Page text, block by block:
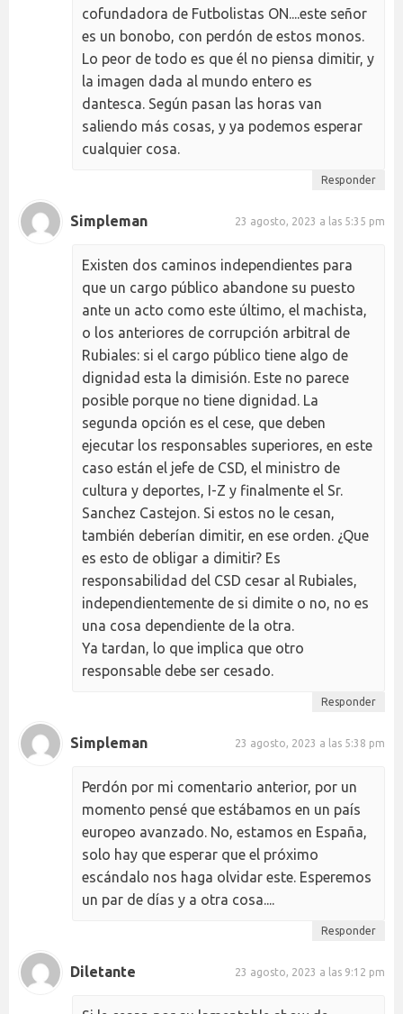
cofundadora de Futbolistas ON....este señor
es un bonobo, con perdón de estos monos.
Lo peor de todo es que él no piensa dimitir, y
la imagen dada al mundo entero es
dantesca. Según pasan las horas van
saliendo más cosas, y ya podemos esperar
cualquier cosa.
Responder
Simpleman 23 agosto, 2023 a las 5:35 pm
Existen dos caminos independientes para
que un cargo público abandone su puesto
ante un acto como este último, el machista,
o los anteriores de corrupción arbitral de
Rubiales: si el cargo público tiene algo de
dignidad esta la dimisión. Este no parece
posible porque no tiene dignidad. La
segunda opción es el cese, que deben
ejecutar los responsables superiores, en este
caso están el jefe de CSD, el ministro de
cultura y deportes, I-Z y finalmente el Sr.
Sanchez Castejon. Si estos no le cesan,
también deberían dimitir, en ese orden. ¿Que
es esto de obligar a dimitir? Es
responsabilidad del CSD cesar al Rubiales,
independientemente de si dimite o no, no es
una cosa dependiente de la otra.
Ya tardan, lo que implica que otro
responsable debe ser cesado.
Responder
Simpleman 23 agosto, 2023 a las 5:38 pm
Perdón por mi comentario anterior, por un
momento pensé que estábamos en un país
europeo avanzado. No, estamos en España,
solo hay que esperar que el próximo
escándalo nos haga olvidar este. Esperemos
un par de días y a otra cosa....
Responder
Diletante 23 agosto, 2023 a las 9:12 pm